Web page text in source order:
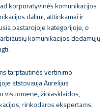
korporatyvinės komunikacijos
dalimi, atitinkamai ir
pastarojoje kategorijoje, o
komunikacijos dedamųjų
tarptautinės vertinimo
atstovauja Aurelijus
visuomene, žiniasklaidos,
rinkodaros ekspertams.